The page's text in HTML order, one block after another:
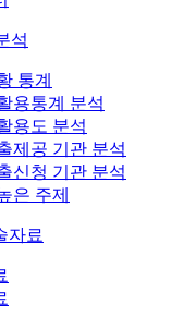
석
통계
용통계 분석
용도 분석
제공 기관 분석
신청 기관 분석
은 주제
자료